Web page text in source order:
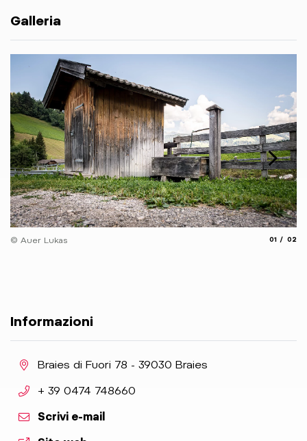
Galleria
© Auer Lukas 01 02
Informazioni
aria.location:
Braies di Fuori 78 - 39030 Braies
aria.phone:
+ 39 0474 748660
Scrivi e-mail